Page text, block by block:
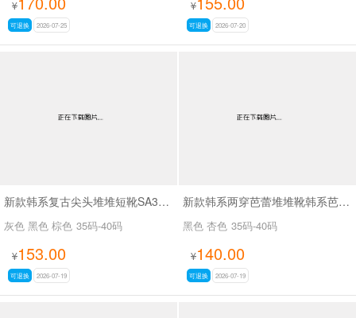
¥
可退换 2026-07-25
¥
可退换 2026-07-20
新款韩系复古尖头堆堆短靴SA3050-2
灰色 黑色 棕色 35码-40码
¥153.00
可退换 2026-07-19
新款韩系两穿芭蕾堆堆靴韩系芭蕾两穿靴SA3030
黑色 杏色 35码-40码
¥140.00
可退换 2026-07-19